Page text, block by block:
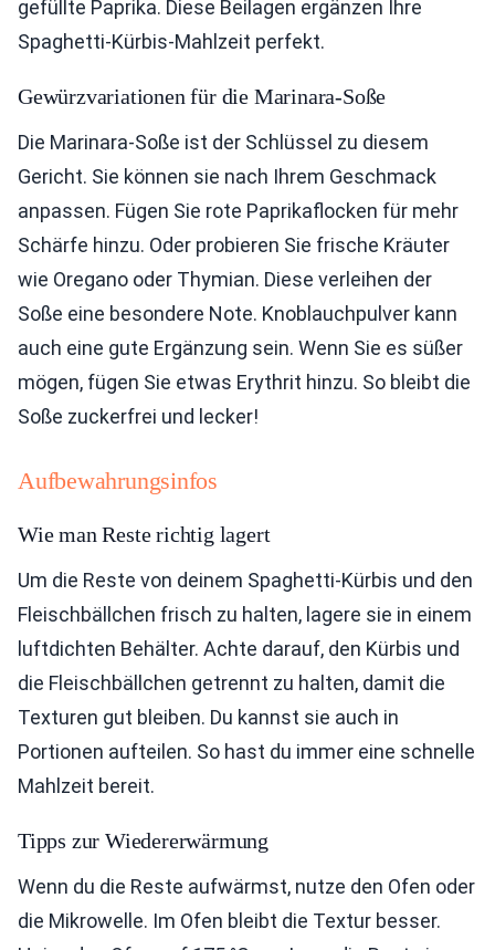
gefüllte Paprika. Diese Beilagen ergänzen Ihre
Spaghetti-Kürbis-Mahlzeit perfekt.
Gewürzvariationen für die Marinara-Soße
Die Marinara-Soße ist der Schlüssel zu diesem
Gericht. Sie können sie nach Ihrem Geschmack
anpassen. Fügen Sie rote Paprikaflocken für mehr
Schärfe hinzu. Oder probieren Sie frische Kräuter
wie Oregano oder Thymian. Diese verleihen der
Soße eine besondere Note. Knoblauchpulver kann
auch eine gute Ergänzung sein. Wenn Sie es süßer
mögen, fügen Sie etwas Erythrit hinzu. So bleibt die
Soße zuckerfrei und lecker!
Aufbewahrungsinfos
Wie man Reste richtig lagert
Um die Reste von deinem Spaghetti-Kürbis und den
Fleischbällchen frisch zu halten, lagere sie in einem
luftdichten Behälter. Achte darauf, den Kürbis und
die Fleischbällchen getrennt zu halten, damit die
Texturen gut bleiben. Du kannst sie auch in
Portionen aufteilen. So hast du immer eine schnelle
Mahlzeit bereit.
Tipps zur Wiedererwärmung
Wenn du die Reste aufwärmst, nutze den Ofen oder
die Mikrowelle. Im Ofen bleibt die Textur besser.